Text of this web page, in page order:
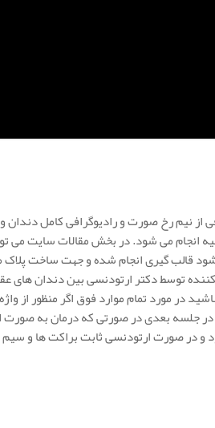
انجام می شود. در بخش مقالات سایت می
قالب گیری انجام شده و جهت ساخت پلاک
توسط دکتر ارتودنسی بین دندان های
در مورد تمام موارد فوق اگر منظور از
در جلسه بعدی در صورتی که درمان به
در صورت ارتودنسی ثابت براکت ها و